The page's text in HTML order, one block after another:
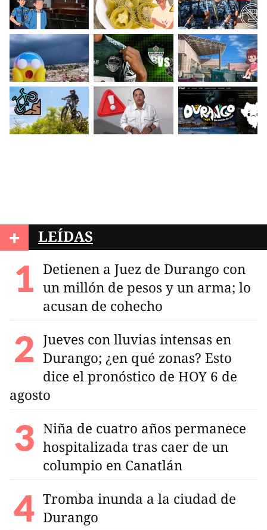
+ LEÍDAS
Detienen a Juez de Durango con
un millón de pesos y un arma; lo
acusan de cohecho
Jueves con lluvias intensas en
Durango; ¿en qué zonas? Esto
dice el pronóstico de HOY 6 de
agosto
Niña de cuatro años permanece
hospitalizada tras caer de un
columpio en Canatlán
Tromba inunda a la ciudad de
Durango